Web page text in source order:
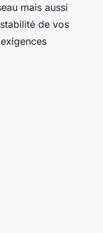
mais aussi
de vos